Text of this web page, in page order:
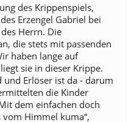
des Krippenspiels,
Erzengel Gabriel bei
Herrn. Die
die stets mit passenden
haben lange auf
sie in dieser Krippe.
und Erlöser ist da - darum
die Kinder
dem einfachen doch
vom Himmel kuma“,